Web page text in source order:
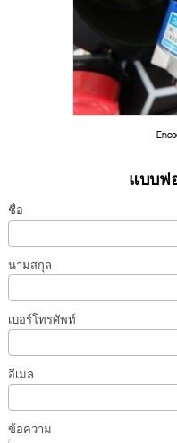
แบบฟ
ชื่อ
นามสกุล
เบอร์โทรศัพท์
อีเมล
ข้อความ